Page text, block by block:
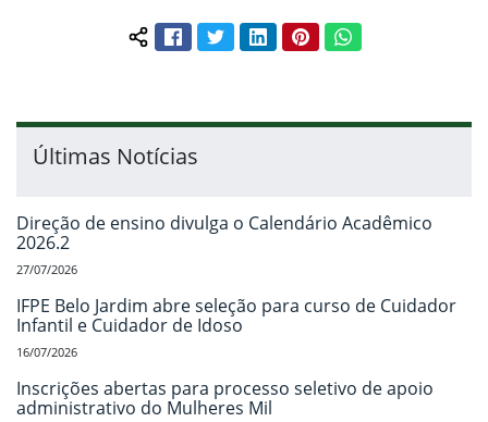
Compartilhar conteúdo:
FacebookTwitterLinkedInPinterestWhatsApp
Últimas Notícias
Direção de ensino divulga o Calendário Acadêmico
2026.2
27/07/2026
IFPE Belo Jardim abre seleção para curso de Cuidador
Infantil e Cuidador de Idoso
16/07/2026
Inscrições abertas para processo seletivo de apoio
administrativo do Mulheres Mil